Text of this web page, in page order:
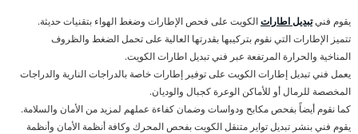
يقوم فنيتبديل اطاراتالكويت على فحص الإطارات وضغط الهواء بتقنيات حديثة.
تتميز الإطارات التي نقوم بتركيبها بقدرتها العالية على تحمل الضغط والظروف
المناخية والحرارة المرتفعة عبر فني تبديل اطارات الكويت.
يعمل فني تبديل إطارات الكويت على توفير إطارات خاصة بالدراجات النارية والدراجات
المخصصة للرمال أو للأماكن الوعرة كجبال والوديان.
كما نقوم أيضاً بفحص مكابح ودواسات وضمان كفاءة عملهم لمزيد من الأمان والسلامة.
يقوم فني بنشر تبديل تواير متنقل الكويت بفحص المحرك وكافة أنظمة الأمان وأنظمة